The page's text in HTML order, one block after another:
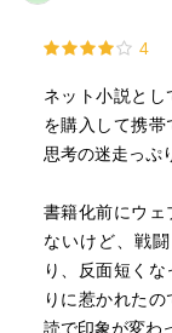
4
ネット小説と
を購入して携
思考の迷走っぷ
書籍化前にウェ
ないけど、戦
り、反面短く
りに惹かれた
読で印象が変わ